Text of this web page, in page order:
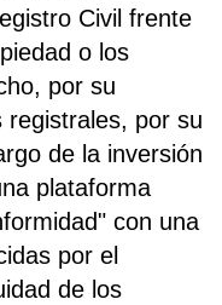
Civil frente
o los
por su
registrales, por su
de la inversión
plataforma
con una
por el
de los